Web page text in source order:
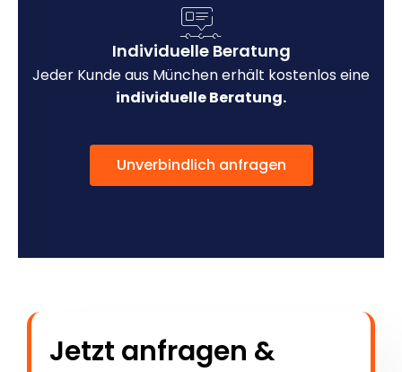
Individuelle Beratung
Jeder Kunde aus München erhält kostenlos eine
individuelle Beratung.
Unverbindlich anfragen
Jetzt anfragen &